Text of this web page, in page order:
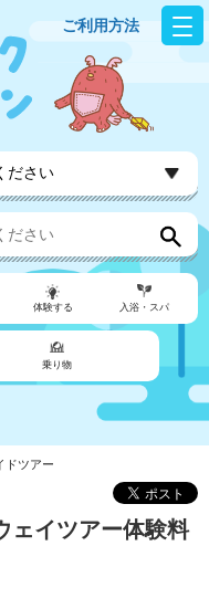
ご利用方法
ださい
体験する 入浴・スパ
乗り物
ドツアー
ェイツアー体験料